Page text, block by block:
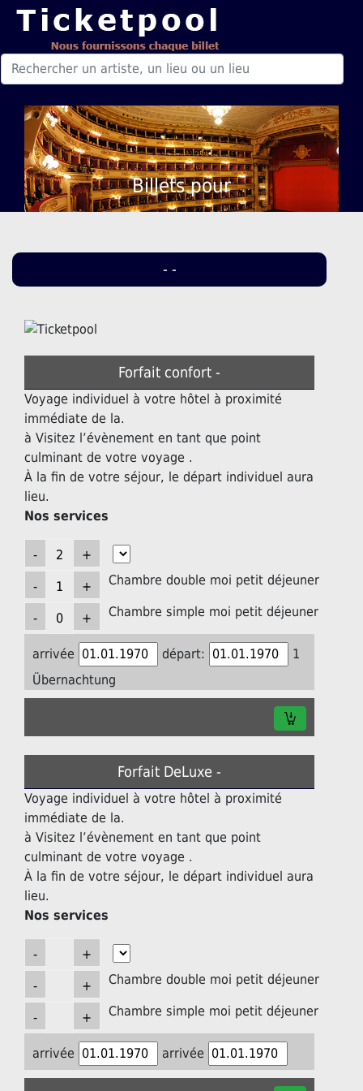
Billets pour
- -
Forfait confort -
Voyage individuel à votre hôtel à proximité
immédiate de la.
à Visitez l’évènement en tant que point
culminant de votre voyage .
À la fin de votre séjour, le départ individuel aura
lieu.
Nos services
Chambre double moi petit déjeuner
Chambre simple moi petit déjeuner
arrivée départ:
1
Übernachtung
Forfait DeLuxe -
Voyage individuel à votre hôtel à proximité
immédiate de la.
à Visitez l’évènement en tant que point
culminant de votre voyage .
À la fin de votre séjour, le départ individuel aura
lieu.
Nos services
Chambre double moi petit déjeuner
Chambre simple moi petit déjeuner
arrivée arrivée